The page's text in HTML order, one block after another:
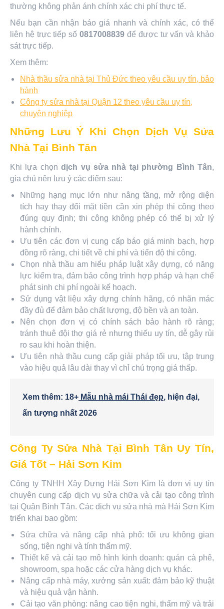
thường không phản ánh chính xác chi phí thực tế.
Nếu bạn cần nhận báo giá nhanh và chính xác, có thể
liên hệ trực tiếp số0817008839 để được tư vấn và khảo
sát trực tiếp.
Xem thêm:
Nhà thầu sửa nhà tại Thủ Đức theo yêu cầu uy tín, bảo
hành
Công ty sửa nhà tại Quận 12 theo yêu cầu uy tín,
chuyên nghiệp
Những Lưu Ý Khi Chọn Dịch Vụ Sửa
Nhà Tại Bình Tân
Khi lựa chọndịch vụ sửa nhà tại phường Bình Tân,
gia chủ nên lưu ý các điểm sau:
Những hạng mục lớn như nâng tầng, mở rộng diện
tích hay thay đổi mặt tiền cần xin phép thi công theo
đúng quy định; thi công không phép có thể bị xử lý
hành chính.
Ưu tiên các đơn vị cung cấp báo giá minh bạch, hợp
đồng rõ ràng, chi tiết về chi phí và tiến độ thi công.
Chọn nhà thầu am hiểu pháp luật xây dựng, có năng
lực kiểm tra, đảm bảo công trình hợp pháp và hạn chế
phát sinh chi phí ngoài kế hoạch.
Sử dụng vật liệu xây dựng chính hãng, có nhãn mác
đầy đủ để đảm bảo chất lượng, độ bền và an toàn.
Nên chọn đơn vị có chính sách bảo hành rõ ràng;
tránh thuê đội thợ giá rẻ nhưng thiếu uy tín, dễ gây rủi
ro sau khi hoàn thiện.
Ưu tiên nhà thầu cung cấp giải pháp tối ưu, tập trung
vào hiệu quả lâu dài thay vì chỉ chú trọng giá thấp.
Xem thêm: 18+ Mẫu nhà mái Thái đẹp, hiện đại,
ấn tượng nhất 2026
Công Ty Sửa Nhà Tại Bình Tân Uy Tín,
Giá Tốt – Hải Sơn Kim
Công ty TNHH Xây Dựng Hải Sơn Kim là đơn vị uy tín
chuyên cung cấp dịch vụ sửa chữa và cải tạo công trình
tại Quận Bình Tân. Các dịch vụ sửa nhà mà Hải Sơn Kim
triển khai bao gồm:
Sửa chữa và nâng cấp nhà phố: tối ưu không gian
sống, tiện nghi và tính thẩm mỹ.
Thiết kế và cải tạo mô hình kinh doanh: quán cà phê,
showroom, spa hoặc các cửa hàng dịch vụ khác.
Nâng cấp nhà máy, xưởng sản xuất: đảm bảo kỹ thuật
và hiệu quả vận hành.
Cải tạo văn phòng: nâng cao tiện nghi, thẩm mỹ và trải